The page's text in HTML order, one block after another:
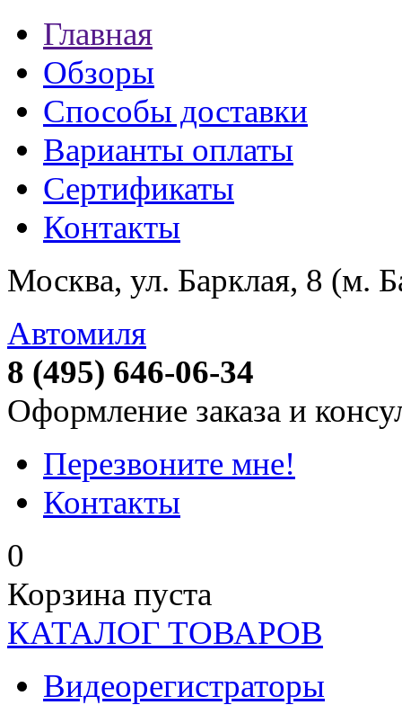
Главная
Обзоры
Способы доставки
Варианты оплаты
Сертификаты
Контакты
Москва, ул. Барклая, 8 (м.
Автомиля
8 (495) 646-06-34
Оформление заказа и
Перезвоните мне!
Контакты
0
Корзина пуста
КАТАЛОГ ТОВАРОВ
Видеорегистраторы